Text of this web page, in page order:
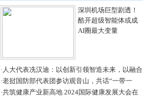
深圳机场巨型剧透！
酷开超级智能体或成
AI圈最大变量
· 人大代表冼汉迪：以创新引领智造未来，以融合
共进发展新质生产力
·老挝国防部代表团参访观音山，共话“一带一
路”新发展
·共筑健康产业新高地 2024国际健康发展大会在